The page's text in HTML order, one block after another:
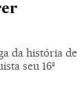
da história de
seu 16º